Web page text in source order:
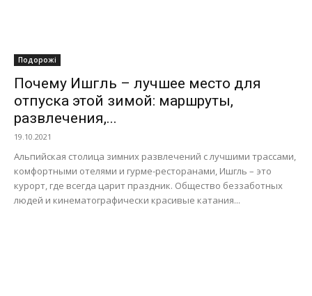
Подорожі
Почему Ишгль – лучшее место для
отпуска этой зимой: маршруты,
развлечения,...
19.10.2021
Альпийская столица зимних развлечений с лучшими трассами,
комфортными отелями и гурме-ресторанами, Ишгль – это
курорт, где всегда царит праздник. Общество беззаботных
людей и кинематографически красивые катания...